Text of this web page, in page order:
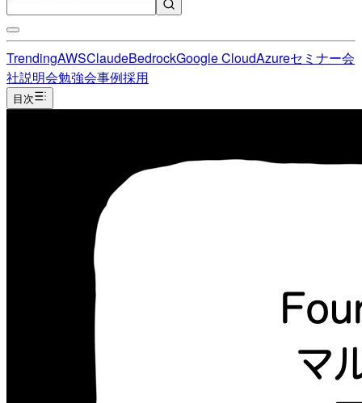
TrendingAWSClaudeBedrockGoogle CloudAzureセミナー会
社説明会勉強会事例採用
目次